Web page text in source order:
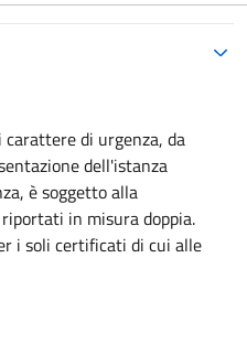
di urgenza, da
dell'istanza
è soggetto alla
in misura doppia.
i soli certificati di cui alle